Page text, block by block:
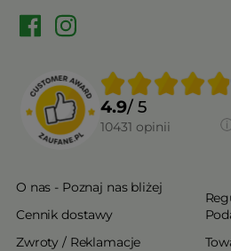
4.9/ 5
10431 opinii
O nas - Poznaj nas bliżej
Cennik dostawy
Zwroty / Reklamacje